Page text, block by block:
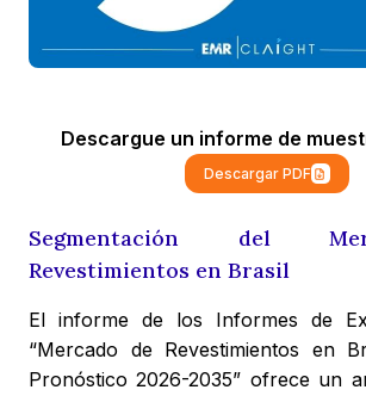
Descargue un informe de
Descargar PDF
Segmentación del
Revestimientos en Brasil
El informe de los Informes de
“Mercado de Revestimientos en
Pronóstico 2026-2035” ofrece un